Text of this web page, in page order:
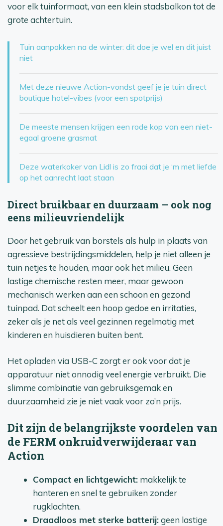
voor elk tuinformaat, van een klein stadsbalkon tot de
grote achtertuin.
Tuin aanpakken na de winter: dit doe je wel en dit juist
niet
Met deze nieuwe Action-vondst geef je je tuin direct
boutique hotel-vibes (voor een spotprijs)
De meeste mensen krijgen een rode kop van een niet-
egaal groene grasmat
Deze waterkoker van Lidl is zo fraai dat je ‘m met liefde
op het aanrecht laat staan
Direct bruikbaar en duurzaam – ook nog
eens milieuvriendelijk
Door het gebruik van borstels als hulp in plaats van
agressieve bestrijdingsmiddelen, help je niet alleen je
tuin netjes te houden, maar ook het milieu. Geen
lastige chemische resten meer, maar gewoon
mechanisch werken aan een schoon en gezond
tuinpad. Dat scheelt een hoop gedoe en irritaties,
zeker als je net als veel gezinnen regelmatig met
kinderen en huisdieren buiten bent.
Het opladen via USB-C zorgt er ook voor dat je
apparatuur niet onnodig veel energie verbruikt. Die
slimme combinatie van gebruiksgemak en
duurzaamheid zie je niet vaak voor zo’n prijs.
Dit zijn de belangrijkste voordelen van
de FERM onkruidverwijderaar van
Action
Compact en lichtgewicht: makkelijk te
hanteren en snel te gebruiken zonder
rugklachten.
Draadloos met sterke batterij:geen lastige